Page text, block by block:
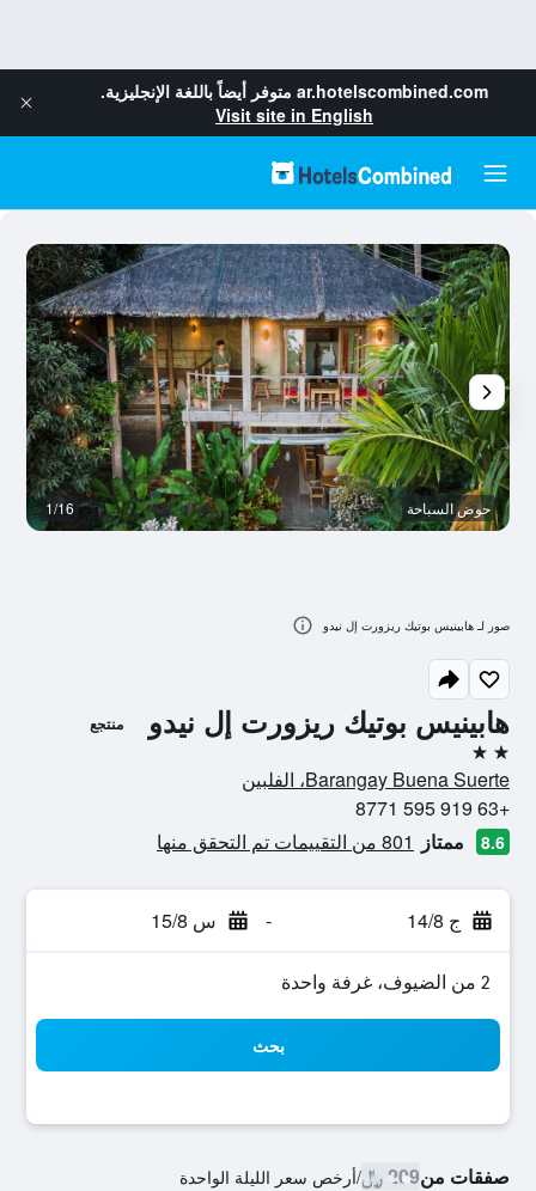
ar.hotelscombined.com متوفر أيضاً باللغة الإنجليزية.
Visit site in English
هابينيس بوتيك ريزورت إل نيدو منتجع
2 نجمتين
Barangay Buena Suerte، الفلبين
+63 919 595 8771
8.6 ممتاز 801 من التقييمات تم التحقق منها
ج 14/8 - س 15/8
2 من الضيوف، غرفة واحدة
بحث
صفقات من209 ﷼ /أرخص سعر الليلة الواحدة
حوض السباحة 1/16
صور لـ هابينيس بوتيك ريزورت إل نيدو